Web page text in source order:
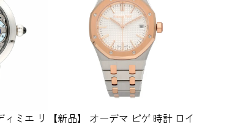
ィミエ リ
【新品】 オーデマ ピゲ 時計 ロイ